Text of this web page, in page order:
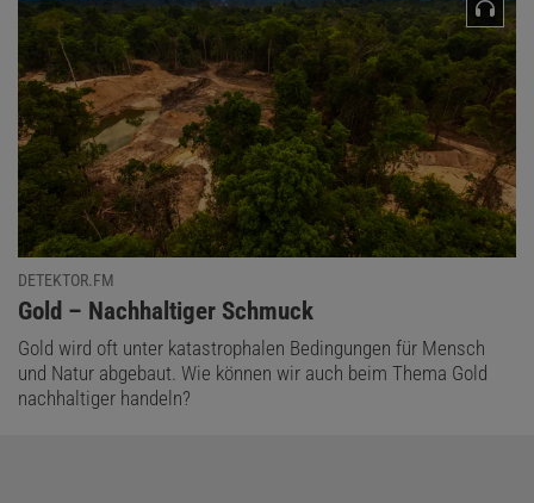
DETEKTOR.FM
:
Gold – Nachhaltiger Schmuck
Gold wird oft unter katastrophalen Bedingungen für Mensch
und Natur abgebaut. Wie können wir auch beim Thema Gold
nachhaltiger handeln?